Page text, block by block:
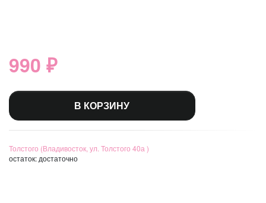
990 ₽
В КОРЗИНУ
Толстого (Владивосток, ул. Толстого 40а )
остаток: достаточно